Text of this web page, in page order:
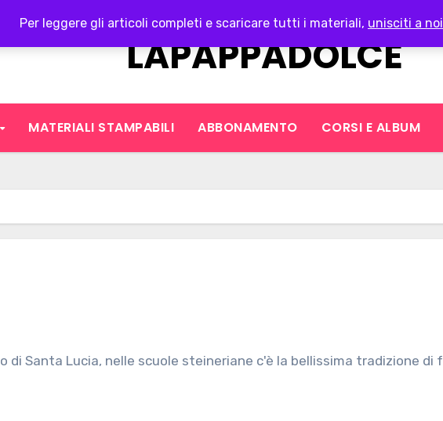
Per leggere gli articoli completi e scaricare tutti i materiali, unisciti a noi
LAPAPPADOLCE
MATERIALI STAMPABILI ABBONAMENTO CORSI E ALBUM